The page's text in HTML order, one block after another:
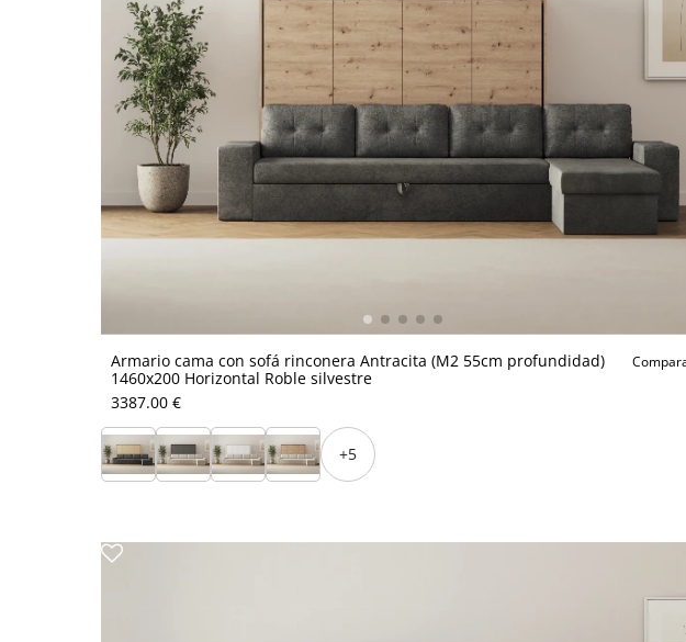
Armario cama con sofá rinconera Antracita (M2 55cm profundidad)
1460x200 Horizontal Roble silvestre
3387.00 €
+5